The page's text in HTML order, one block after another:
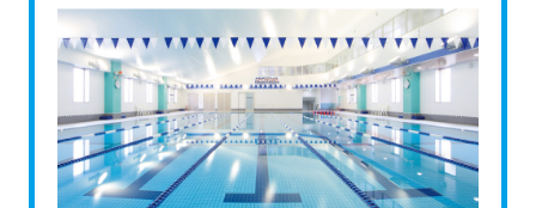
is
automatically
translated
into
English.